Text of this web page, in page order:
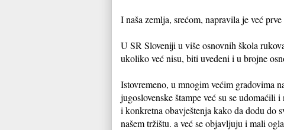
I naša zemlja, srećom, napravila je već
U SR Sloveniji u više osnovnih škola
ukoliko već nisu, biti uvedeni i u brojne
Istovremeno, u mnogim većim gradovima
jugoslovenske štampe već su se
i konkretna obavještenja kako da dodu do
našem tržištu. a već se objavljuju i mali